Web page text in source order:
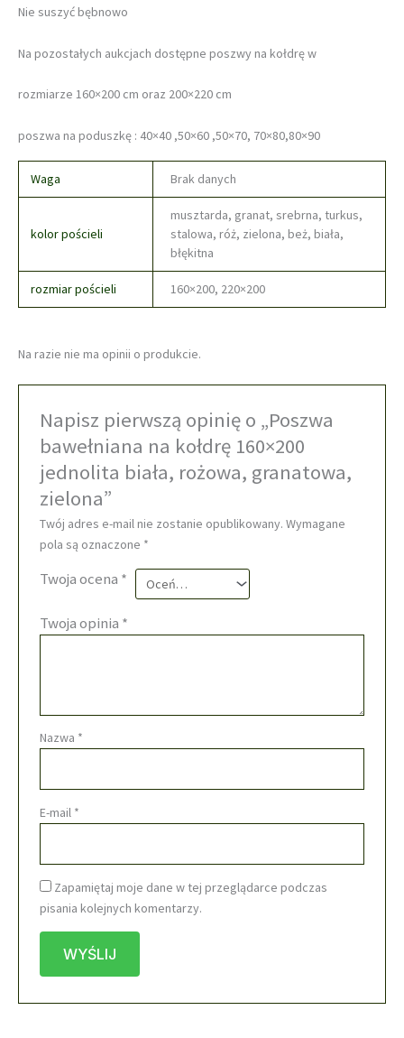
Nie suszyć bębnowo
Na pozostałych aukcjach dostępne poszwy na kołdrę w
rozmiarze 160×200 cm oraz 200×220 cm
poszwa na poduszkę : 40×40 ,50×60 ,50×70, 70×80,80×90
Waga Brak danych
kolor pościeli
musztarda, granat, srebrna, turkus,
stalowa, róż, zielona, beż, biała,
błękitna
rozmiar pościeli 160×200, 220×200
Na razie nie ma opinii o produkcie.
Napisz pierwszą opinię o „Poszwa
bawełniana na kołdrę 160×200
jednolita biała, rożowa, granatowa,
zielona”
Twój adres e-mail nie zostanie opublikowany. Wymagane
pola są oznaczone *
Twoja ocena *
Twoja opinia *
Nazwa *
E-mail *
Zapamiętaj moje dane w tej przeglądarce podczas
pisania kolejnych komentarzy.